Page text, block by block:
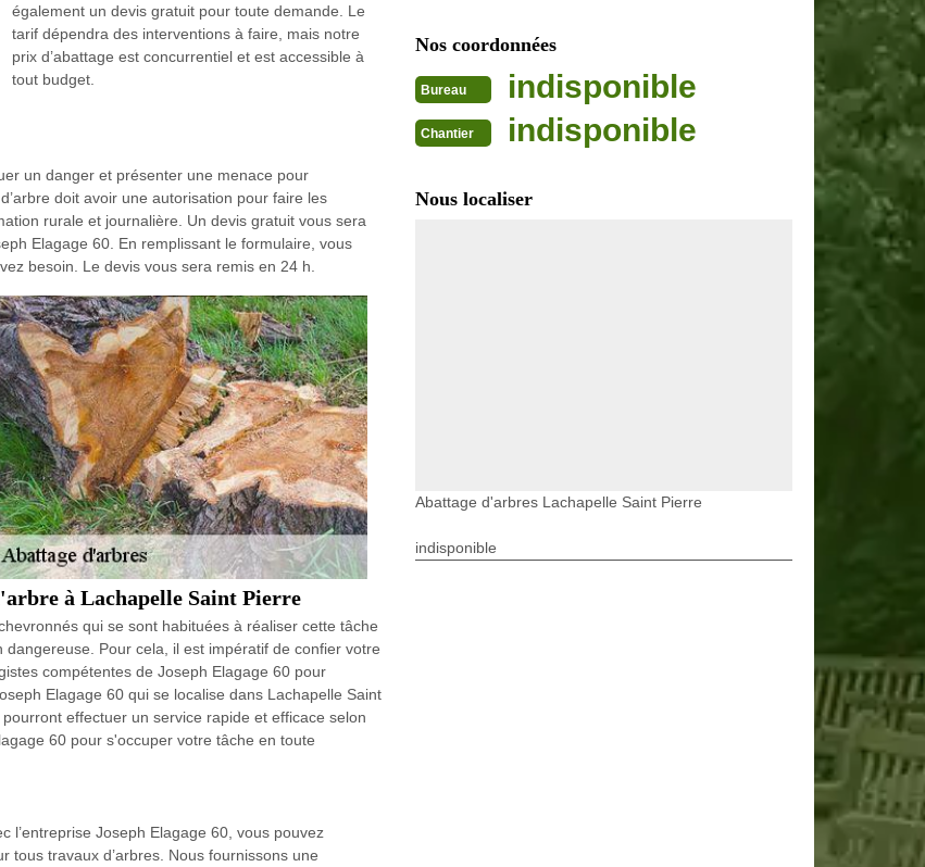
également un devis gratuit pour toute demande. Le
tarif dépendra des interventions à faire, mais notre
prix d’abattage est concurrentiel et est accessible à
tout budget.
un danger et présenter une menace pour
doit avoir une autorisation pour faire les
rurale et journalière. Un devis gratuit vous sera
Elagage 60. En remplissant le formulaire, vous
besoin. Le devis vous sera remis en 24 h.
à Lachapelle Saint Pierre
qui se sont habituées à réaliser cette tâche
Pour cela, il est impératif de confier votre
compétentes de Joseph Elagage 60 pour
Elagage 60 qui se localise dans Lachapelle Saint
effectuer un service rapide et efficace selon
60 pour s'occuper votre tâche en toute
l’entreprise Joseph Elagage 60, vous pouvez
tous travaux d’arbres. Nous fournissons une
Nos coordonnées
Bureau indisponible
Chantier indisponible
Nous localiser
Abattage d'arbres Lachapelle Saint Pierre
indisponible